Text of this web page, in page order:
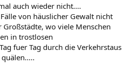
auch wieder nicht....
von häuslicher Gewalt nicht
wo viele Menschen
in trostlosen
fuer Tag durch die Verkehrstaus